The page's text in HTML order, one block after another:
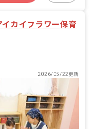
カイフラワー保育
2026/05/22更新